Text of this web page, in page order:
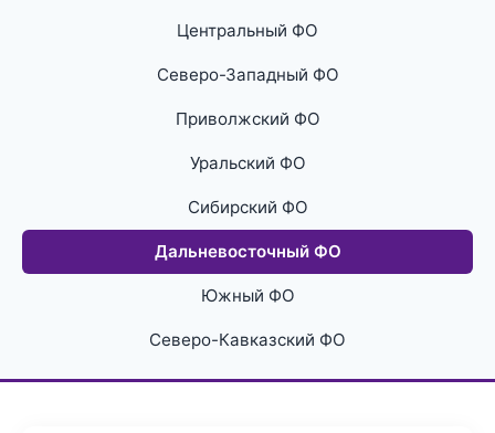
Центральный ФО
Северо-Западный ФО
Приволжский ФО
Уральский ФО
Сибирский ФО
Дальневосточный ФО
Южный ФО
Северо-Кавказский ФО